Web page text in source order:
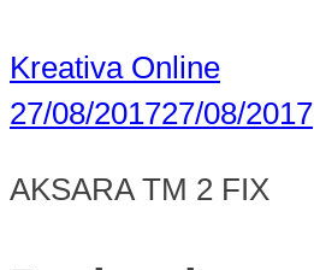
Kreativa Online
27/08/201727/08/2017
AKSARA TM 2 FIX